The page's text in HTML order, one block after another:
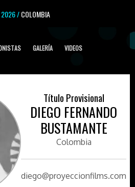
2026 /COLOMBIA
GALERÍA VIDEOS
Título Provisional
DIEGO FERNANDO
BUSTAMANTE
Colombia
diego@proyeccionfilms.com